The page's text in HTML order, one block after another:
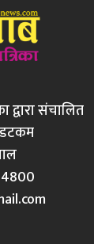
द्वारा संचालित